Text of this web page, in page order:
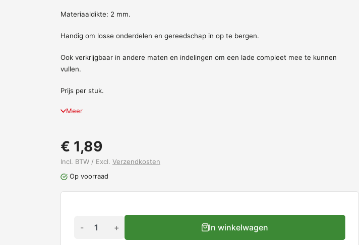
Materiaaldikte: 2 mm.
Handig om losse onderdelen en gereedschap in op te bergen.
Ook verkrijgbaar in andere maten en indelingen om een lade compleet mee te kunnen
vullen.
Prijs per stuk.
Meer
€ 1,89
Incl. BTW / Excl. Verzendkosten
Op voorraad
- + In winkelwagen